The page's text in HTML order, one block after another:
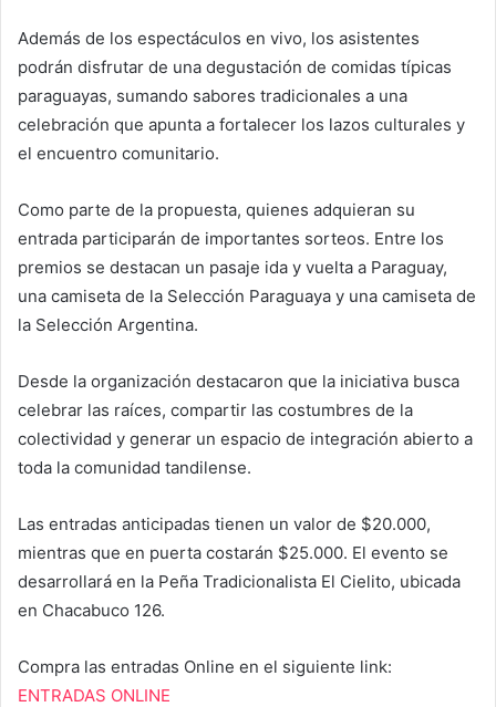
Además de los espectáculos en vivo, los asistentes
podrán disfrutar de una degustación de comidas típicas
paraguayas, sumando sabores tradicionales a una
celebración que apunta a fortalecer los lazos culturales y
el encuentro comunitario.
Como parte de la propuesta, quienes adquieran su
entrada participarán de importantes sorteos. Entre los
premios se destacan un pasaje ida y vuelta a Paraguay,
una camiseta de la Selección Paraguaya y una camiseta de
la Selección Argentina.
Desde la organización destacaron que la iniciativa busca
celebrar las raíces, compartir las costumbres de la
colectividad y generar un espacio de integración abierto a
toda la comunidad tandilense.
Las entradas anticipadas tienen un valor de $20.000,
mientras que en puerta costarán $25.000. El evento se
desarrollará en la Peña Tradicionalista El Cielito, ubicada
en Chacabuco 126.
Compra las entradas Online en el siguiente link:
ENTRADAS ONLINE